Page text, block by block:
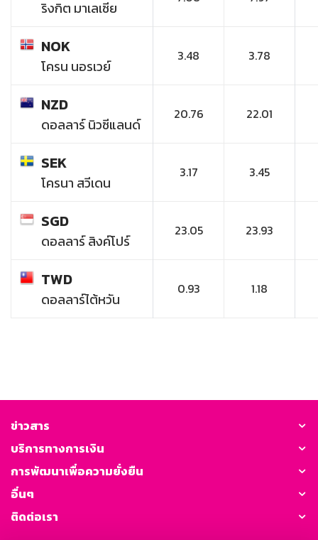
ริงกิต มาเลเซีย
NOK
โครน นอรเวย์
3.48 3.78
NZD
ดอลลาร์ นิวซีแลนด์
20.76 22.01
SEK
โครนา สวีเดน
3.17 3.45
SGD
ดอลลาร์ สิงค์โปร์
23.05 23.93
TWD
ดอลลาร์ไต้หวัน
0.93 1.18
ข่าวสาร
บริการทางการเงิน
การพัฒนาเพื่อความยั่งยืน
อื่นๆ
ติดต่อเรา